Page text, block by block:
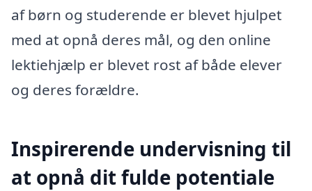
af børn og studerende er blevet hjulpet
med at opnå deres mål, og den online
lektiehjælp er blevet rost af både elever
og deres forældre.
Inspirerende undervisning til
at opnå dit fulde potentiale